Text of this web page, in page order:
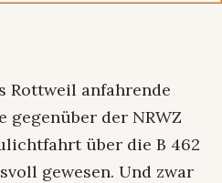
Rottweil anfahrende
gegenüber der NRWZ
über die B 462
gewesen. Und zwar